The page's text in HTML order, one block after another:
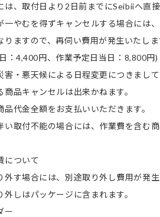
は、取付日より2日前までにSeibiiへ直接
やむを得ずキャンセルする場合には、
すので、再伺い費用が発生いたしま
4,400円、作業予定日当日：8,800円)
・悪天候による日程変更につきまして
商品キャンセルは出来かねます。
代金全額をお支払いいただきます。
い取付不能の場合には、作業費を含む
について
す場合には、別途取り外し費用が発生
しはパッケージに含まれます。
ー